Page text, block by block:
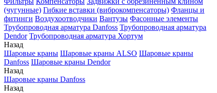
(чугунные) Гибкие вставки (виброкомпенсаторы) Фланцы и
фитинги Воздухоотводчики Вантузы Фасонные элементы
Трубопроводная арматура Danfoss Трубопроводная арматура
Dendor Трубопроводная арматура Хортум
Назад
Шаровые краны Шаровые краны ALSO Шаровые краны
Danfoss Шаровые краны Dendor
Назад
Шаровые краны Danfoss
Назад